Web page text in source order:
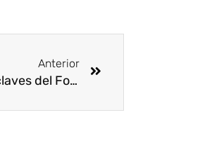
Anterior
Prevención, sostenibilidad y liderazgo: claves del Foro Técnico en SST realizado en Medellín